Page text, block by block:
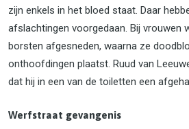
zijn enkels in het bloed staat. Daar
afslachtingen voorgedaan. Bij vrouwen
borsten afgesneden, waarna ze
onthoofdingen plaatst. Ruud van
dat hij in een van de toiletten een
Werfstraat gevangenis